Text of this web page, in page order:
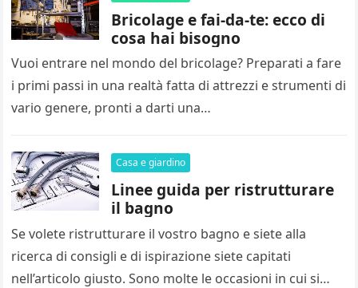
Bricolage e fai-da-te: ecco di
cosa hai bisogno
Vuoi entrare nel mondo del bricolage? Preparati a fare
i primi passi in una realtà fatta di attrezzi e strumenti di
vario genere, pronti a darti una…
Casa e giardino
Linee guida per ristrutturare
il bagno
Se volete ristrutturare il vostro bagno e siete alla
ricerca di consigli e di ispirazione siete capitati
nell’articolo giusto. Sono molte le occasioni in cui si